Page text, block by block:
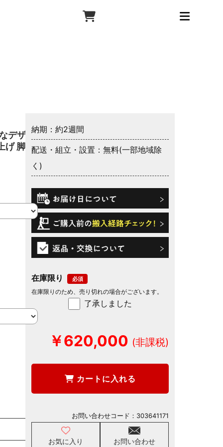
デザイ
げ 脚上
納期：約2週間
配送・組立・設置：無料(一部地域除
く)
在庫限り
了承しました
在庫限りのため、売り切れの場合がございます。
￥620,000
カートに入れる
お気に入り お問い合わせ
お問い合わせコード： 303641171